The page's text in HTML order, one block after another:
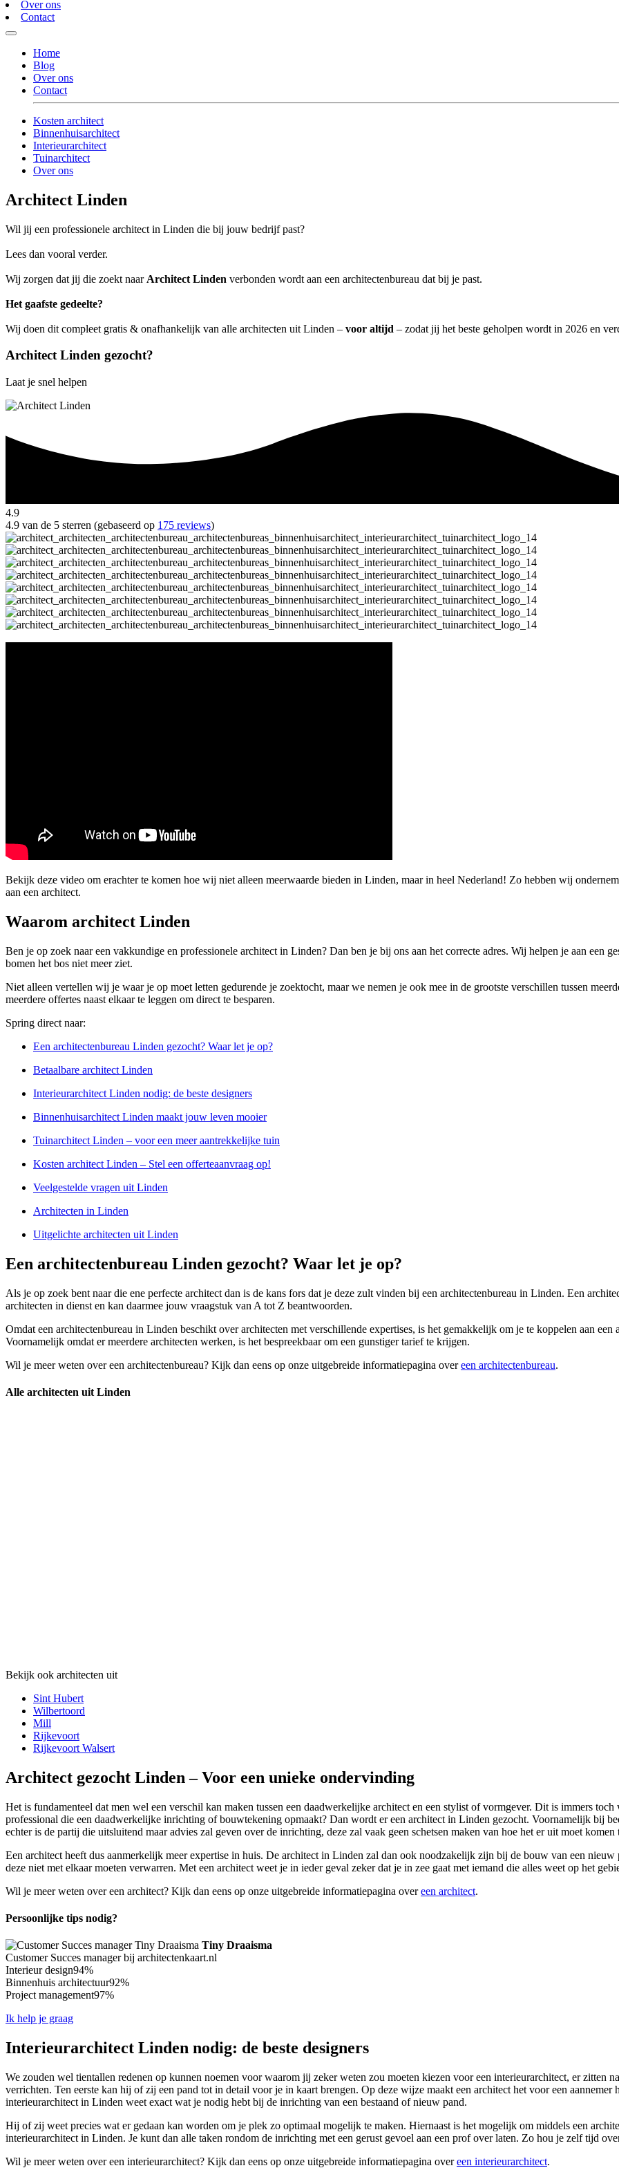
Over ons
Contact
Home
Blog
Over ons
Contact
Kosten architect
Binnenhuisarchitect
Interieurarchitect
Tuinarchitect
Over ons
Architect Linden
Wil jij een professionele architect in Linden die bij jouw bedrijf past?
Lees dan vooral verder.
Wij zorgen dat jij die zoekt naar Architect Linden verbonden wordt aan een architectenbureau dat bij je past.
Het gaafste gedeelte?
Wij doen dit compleet gratis & onafhankelijk van alle architecten uit Linden – voor altijd – zodat jij het beste geholpen wordt in 2026 en
Architect Linden gezocht?
Laat je snel helpen
4.9
4.9 van de 5 sterren (gebaseerd op 175 reviews)
Bekijk deze video om erachter te komen hoe wij niet alleen meerwaarde bieden in Linden, maar in heel Nederland! Zo hebben wij
aan een architect.
Waarom architect Linden
Ben je op zoek naar een vakkundige en professionele architect in Linden? Dan ben je bij ons aan het correcte adres. Wij helpen je aan een
bomen het bos niet meer ziet.
Niet alleen vertellen wij je waar je op moet letten gedurende je zoektocht, maar we nemen je ook mee in de grootste verschillen tussen
meerdere offertes naast elkaar te leggen om direct te besparen.
Spring direct naar:
Een architectenbureau Linden gezocht? Waar let je op?
Betaalbare architect Linden
Interieurarchitect Linden nodig: de beste designers
Binnenhuisarchitect Linden maakt jouw leven mooier
Tuinarchitect Linden – voor een meer aantrekkelijke tuin
Kosten architect Linden – Stel een offerteaanvraag op!
Veelgestelde vragen uit Linden
Architecten in Linden
Uitgelichte architecten uit Linden
Een architectenbureau Linden gezocht? Waar let je op?
Als je op zoek bent naar die ene perfecte architect dan is de kans fors dat je deze zult vinden bij een architectenbureau in Linden. Een
architecten in dienst en kan daarmee jouw vraagstuk van A tot Z beantwoorden.
Omdat een architectenbureau in Linden beschikt over architecten met verschillende expertises, is het gemakkelijk om je te koppelen aan
Voornamelijk omdat er meerdere architecten werken, is het bespreekbaar om een gunstiger tarief te krijgen.
Wil je meer weten over een architectenbureau? Kijk dan eens op onze uitgebreide informatiepagina overeen architectenbureau.
Alle architecten uit Linden
Bekijk ook architecten uit
Sint Hubert
Wilbertoord
Mill
Rijkevoort
Rijkevoort Walsert
Architect gezocht Linden – Voor een unieke ondervinding
Het is fundamenteel dat men wel een verschil kan maken tussen een daadwerkelijke architect en een stylist of vormgever. Dit is immers
professional die een daadwerkelijke inrichting of bouwtekening opmaakt? Dan wordt er een architect in Linden gezocht. Voornamelijk bij
echter is de partij die uitsluitend maar advies zal geven over de inrichting, deze zal vaak geen schetsen maken van hoe het er uit moet komen
Een architect heeft dus aanmerkelijk meer expertise in huis. De architect in Linden zal dan ook noodzakelijk zijn bij de bouw van een
deze niet met elkaar moeten verwarren. Met een architect weet je in ieder geval zeker dat je in zee gaat met iemand die alles weet op het
Wil je meer weten over een architect? Kijk dan eens op onze uitgebreide informatiepagina overeen architect.
Persoonlijke tips nodig?
Tiny Draaisma
Customer Succes manager bij architectenkaart.nl
Interieur design94%
Binnenhuis architectuur92%
Project management97%
Ik help je graag
Interieurarchitect Linden nodig: de beste designers
We zouden wel tientallen redenen op kunnen noemen voor waarom jij zeker weten zou moeten kiezen voor een interieurarchitect, er zitten
verrichten. Ten eerste kan hij of zij een pand tot in detail voor je in kaart brengen. Op deze wijze maakt een architect het voor een
interieurarchitect in Linden weet exact wat je nodig hebt bij de inrichting van een bestaand of nieuw pand.
Hij of zij weet precies wat er gedaan kan worden om je plek zo optimaal mogelijk te maken. Hiernaast is het mogelijk om middels een
interieurarchitect in Linden. Je kunt dan alle taken rondom de inrichting met een gerust gevoel aan een prof over laten. Zo hou je zelf tijd
Wil je meer weten over een interieurarchitect? Kijk dan eens op onze uitgebreide informatiepagina overeen interieurarchitect.